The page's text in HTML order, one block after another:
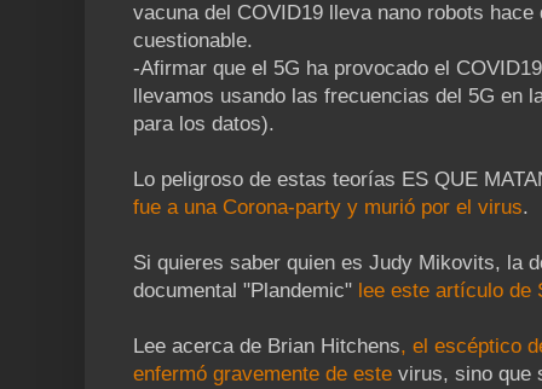
vacuna del COVID19 lleva nano robots
cuestionable.
-Afirmar que el 5G ha provocado el
llevamos usando las frecuencias del 5G en
para los datos).
Lo peligroso de estas teorías ES QUE
fue a una Corona-party y murió por el virus.
Si quieres saber quien es Judy Mikovits, la
documental "Plandemic" lee este artículo de
Lee acerca de Brian Hitchens, el escéptico
enfermó gravemente de este virus, sino que